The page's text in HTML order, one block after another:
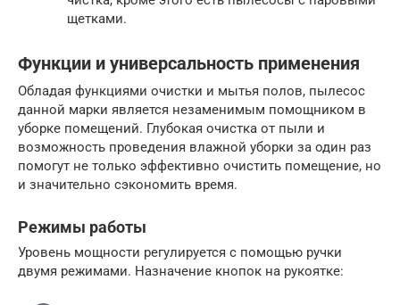
щетками.
Функции и универсальность применения
Обладая функциями очистки и мытья полов, пылесос
данной марки является незаменимым помощником в
уборке помещений. Глубокая очистка от пыли и
возможность проведения влажной уборки за один раз
помогут не только эффективно очистить помещение, но
и значительно сэкономить время.
Режимы работы
Уровень мощности регулируется с помощью ручки
двумя режимами. Назначение кнопок на рукоятке: